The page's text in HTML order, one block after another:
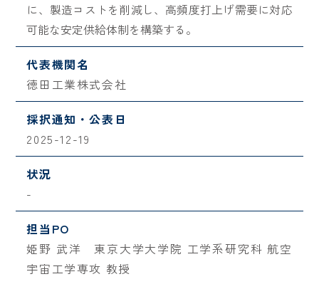
に、製造コストを削減し、高頻度打上げ需要に対応
可能な安定供給体制を構築する。
代表機関名
徳田工業株式会社
採択通知・公表日
2025-12-19
状況
-
担当PO
姫野 武洋 東京大学大学院 工学系研究科 航空
宇宙工学専攻 教授